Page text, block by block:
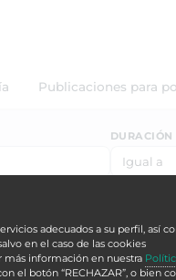
Publicaciones para
DURACIÓN
Lo
adecuados a su perfil, así
en el caso de las cookies
información en nuestra
el botón “RECHAZAR”, o bien